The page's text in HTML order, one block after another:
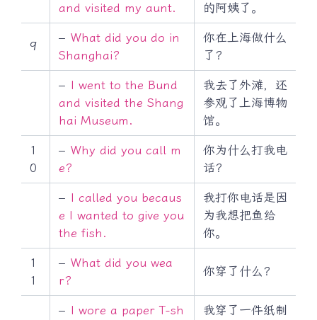
and visited my aunt.
的阿姨了。
9
– What did you do in
Shanghai?
你在上海做什么
了？
– I went to the Bund
and visited the Shang
hai Museum.
我去了外滩，还
参观了上海博物
馆。
1
0
– Why did you call m
e?
你为什么打我电
话？
– I called you becaus
e I wanted to give you
the fish.
我打你电话是因
为我想把鱼给
你。
1
1
– What did you wea
r?
你穿了什么？
– I wore a paper T-sh
我穿了一件纸制